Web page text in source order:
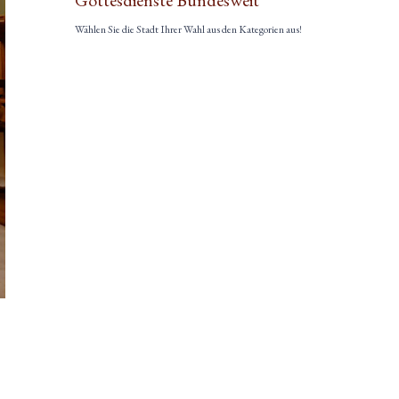
Wählen Sie die Stadt Ihrer Wahl aus den Kategorien aus!